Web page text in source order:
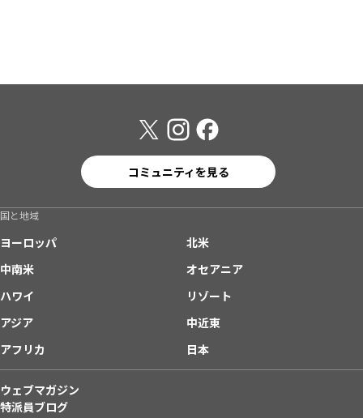
コミュニティを見る
国と地域
ヨーロッパ
北米
中南米
オセアニア
ハワイ
リゾート
アジア
中近東
アフリカ
日本
ウェブマガジン
特派員ブログ